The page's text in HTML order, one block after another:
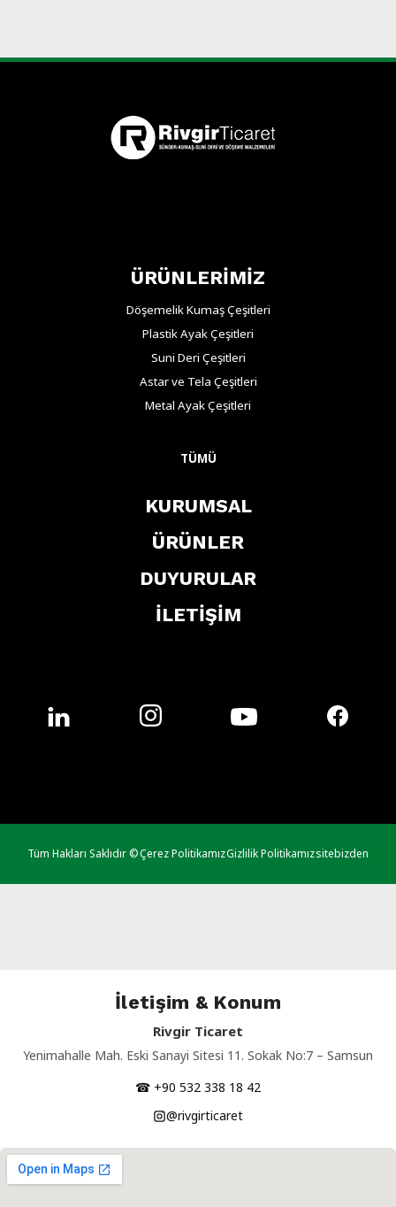
ÜRÜNLERİMİZ
Döşemelik Kumaş Çeşitleri
Plastik Ayak Çeşitleri
Suni Deri Çeşitleri
Astar ve Tela Çeşitleri
Metal Ayak Çeşitleri
TÜMÜ
KURUMSAL
ÜRÜNLER
DUYURULAR
İLETİŞİM
Tüm Hakları Saklıdır ©Çerez PolitikamızGizlilik Politikamızsitebizden
İletişim & Konum
Rivgir Ticaret
Yenimahalle Mah. Eski Sanayi Sitesi 11. Sokak No:7 – Samsun
☎ +90 532 338 18 42
@rivgirticaret